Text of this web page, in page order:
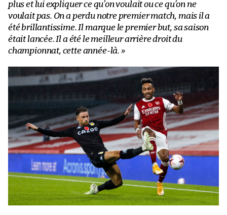
plus et lui expliquer ce qu’on voulait ou ce qu’on ne
voulait pas. On a perdu notre premier match, mais il a
été brillantissime. Il marque le premier but, sa saison
était lancée. Il a été le meilleur arrière droit du
championnat, cette année-là. »